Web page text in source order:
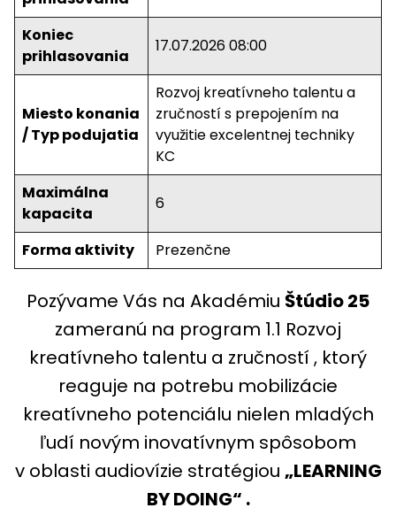
Koniec
prihlasovania
17.07.2026 08:00
Miesto konania
/ Typ podujatia
Rozvoj kreatívneho talentu a
zručností s prepojením na
využitie excelentnej techniky
KC
Maximálna
kapacita
6
Forma aktivity Prezenčne
Pozývame Vás na Akadémiu Štúdio 25
zameranú na program 1.1 Rozvoj
kreatívneho talentu a zručností , ktorý
reaguje na potrebu mobilizácie
kreatívneho potenciálu nielen mladých
ľudí novým inovatívnym spôsobom
v oblasti audiovízie stratégiou „LEARNING
BY DOING“ .